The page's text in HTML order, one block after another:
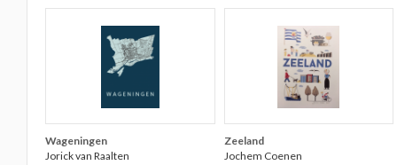
Wageningen
Jorick van Raalten
Zeeland
Jochem Coenen